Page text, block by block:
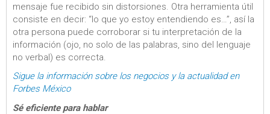
mensaje fue recibido sin distorsiones. Otra herramienta útil
consiste en decir: “lo que yo estoy entendiendo es…”, así la
otra persona puede corroborar si tu interpretación de la
información (ojo, no solo de las palabras, sino del lenguaje
no verbal) es correcta.
Sigue la información sobre los negocios y la actualidad en
Forbes México
Sé eficiente para hablar